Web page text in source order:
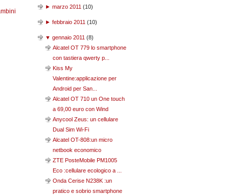
► marzo 2011 (10)
► febbraio 2011 (10)
▼ gennaio 2011 (8)
Alcatel OT 779 lo smartphone
con tastiera qwerty p...
Kiss My
Valentine:applicazione per
Android per San...
Alcatel OT 710 un One touch
a 69,00 euro con Wind
Anycool Zeus: un cellulare
Dual Sim Wi-Fi
Alcatel OT-808:un micro
netbook economico
ZTE PosteMobile PM1005
Eco :cellulare ecologico a ...
Onda Cerise N238K :un
pratico e sobrio smartphone